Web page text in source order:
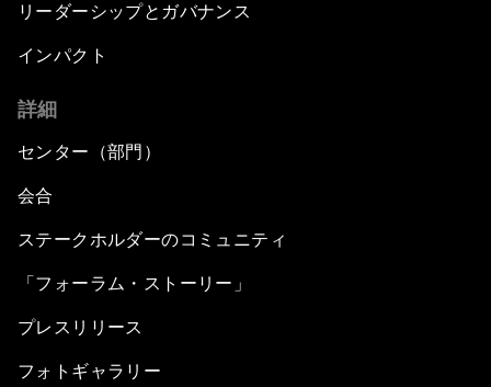
リーダーシップとガバナンス
インパクト
詳細
センター（部門）
会合
ステークホルダーのコミュニティ
「フォーラム・ストーリー」
プレスリリース
フォトギャラリー